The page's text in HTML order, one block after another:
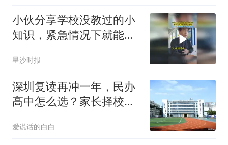
小伙分享学校没教过的小
知识，紧急情况下就能派
下次必须试试
星沙时报
深圳复读再冲一年，民办
高中怎么选？家长择校实
爱说话的白白